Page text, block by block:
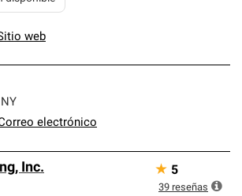
web
NY
electrónico
Inc. ★ 5
39 reseñas